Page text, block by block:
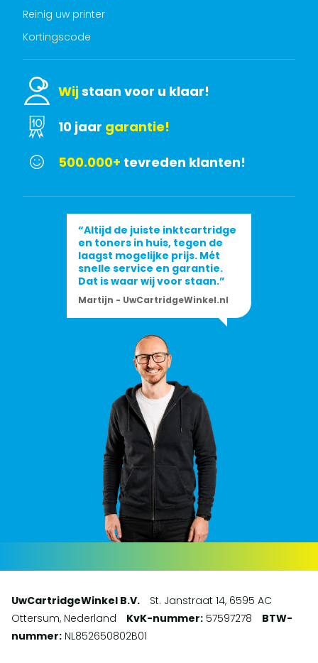
Reinig uw printer
Kortingscode
Wijstaan voor u klaar!
10 jaar garantie!
500.000+ tevreden klanten!
“Altijd de juiste inktcartridge
en toners in huis, tegen de
laagst mogelijke prijs. Mét
snelle service en garantie.
Dat is waar wij voor staan.”
Martijn - UwCartridgeWinkel.nl
UwCartridgeWinkel B.V.
St. Janstraat 14, 6595 AC
Ottersum, Nederland
KvK-nummer: 57597278
BTW-
nummer: NL852650802B01